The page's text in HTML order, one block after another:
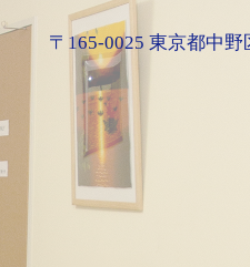
〒165-0025 東京都中